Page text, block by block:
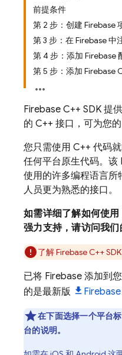
前提条件
第 2 步：创建 Firebase
第 3 步：在 Firebase 中
第 4 步：添加 Firebase
第 5 步：添加 Firebase
Firebase C++ SDK 提
的 C++ 接口，可为您
您只需使用 C++ 代码
任何平台原生代码。该
使用的许多编程语言所
人员更为熟悉的接口。
如需详细了解如何使
强力支持，请访问我们
了解FirebaseC++
已将 Firebase 添加到
的是最新版
Firebase
在下面选择一个平台
台的说明。